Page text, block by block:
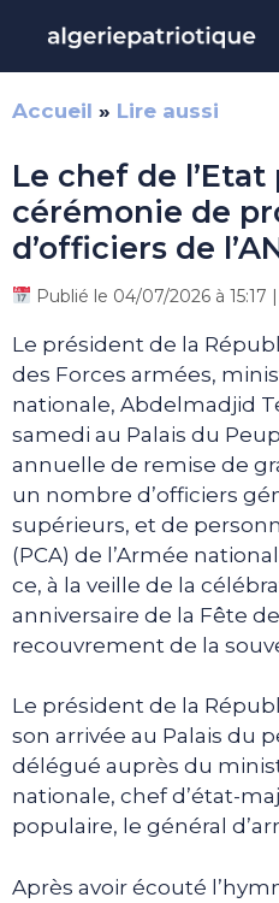
contenu
Accueil » Lire aussi
Le chef de
cérémonie de
d’officiers de
Publié le 04/07/2026 à 15:17 |
Le président de la
des Forces armées,
nationale, Abdelmadjid
samedi au Palais du
annuelle de remise de
un nombre d’officiers
supérieurs, et de
(PCA) de l’Armée
ce, à la veille de la
anniversaire de la Fête
recouvrement de la
Le président de la
son arrivée au Palais du
délégué auprès du
nationale, chef d’état-
populaire, le général
Après avoir écouté